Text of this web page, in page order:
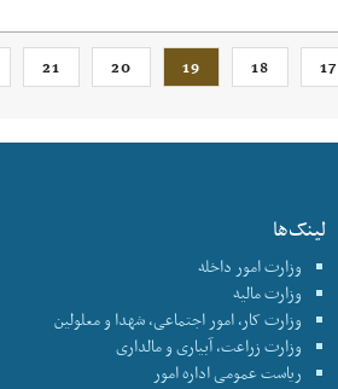
17
18
19
20
21
لینک‌ها
وزارت امور داخله
وزارت مالیه
وزارت کار، امور اجتماعی، شهدا و معلولین
وزارت زراعت، آبیاری و مالداری
ریاست عمومی اداره امور